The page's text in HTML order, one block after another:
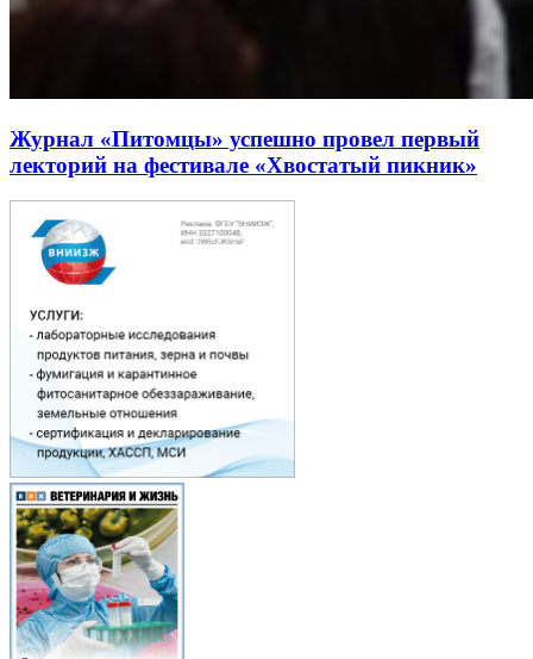
Журнал «Питомцы» успешно провел первый
лекторий на фестивале «Хвостатый пикник»